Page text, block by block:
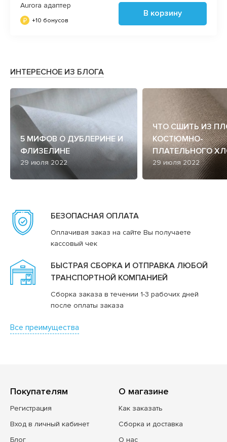
Aurora адаптер
+10 бонусов
В корзину
ИНТЕРЕСНОЕ ИЗ БЛОГА
5 МИФОВ О ДУБЛЕРИНЕ И
ФЛИЗЕЛИНЕ
29 июля 2022
ЧТО СШИТЬ ИЗ
КОСТЮМНО-
ПЛАТЕЛЬНОГО
29 июля 2022
БЕЗОПАСНАЯ ОПЛАТА
Оплачивая заказ на сайте Вы получаете
кассовый чек
БЫСТРАЯ СБОРКА И ОТПРАВКА ЛЮБОЙ
ТРАНСПОРТНОЙ КОМПАНИЕЙ
Сборка заказа в течении 1-3 рабочих дней
после оплаты заказа
Все преимущества
Покупателям
Регистрация
Вход в личный кабинет
Блог
О магазине
Как заказать
Сборка и доставка
О нас